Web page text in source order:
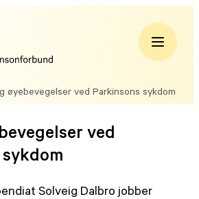
øyebevegelser ved Parkinsons sykdom
ved
Solveig Dalbro jobber